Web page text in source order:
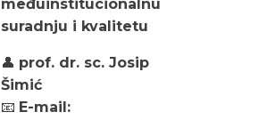
međuinstitucionalnu
suradnju i kvalitetu
👤 prof. dr. sc. Josip
Šimić
📧 E-mail: